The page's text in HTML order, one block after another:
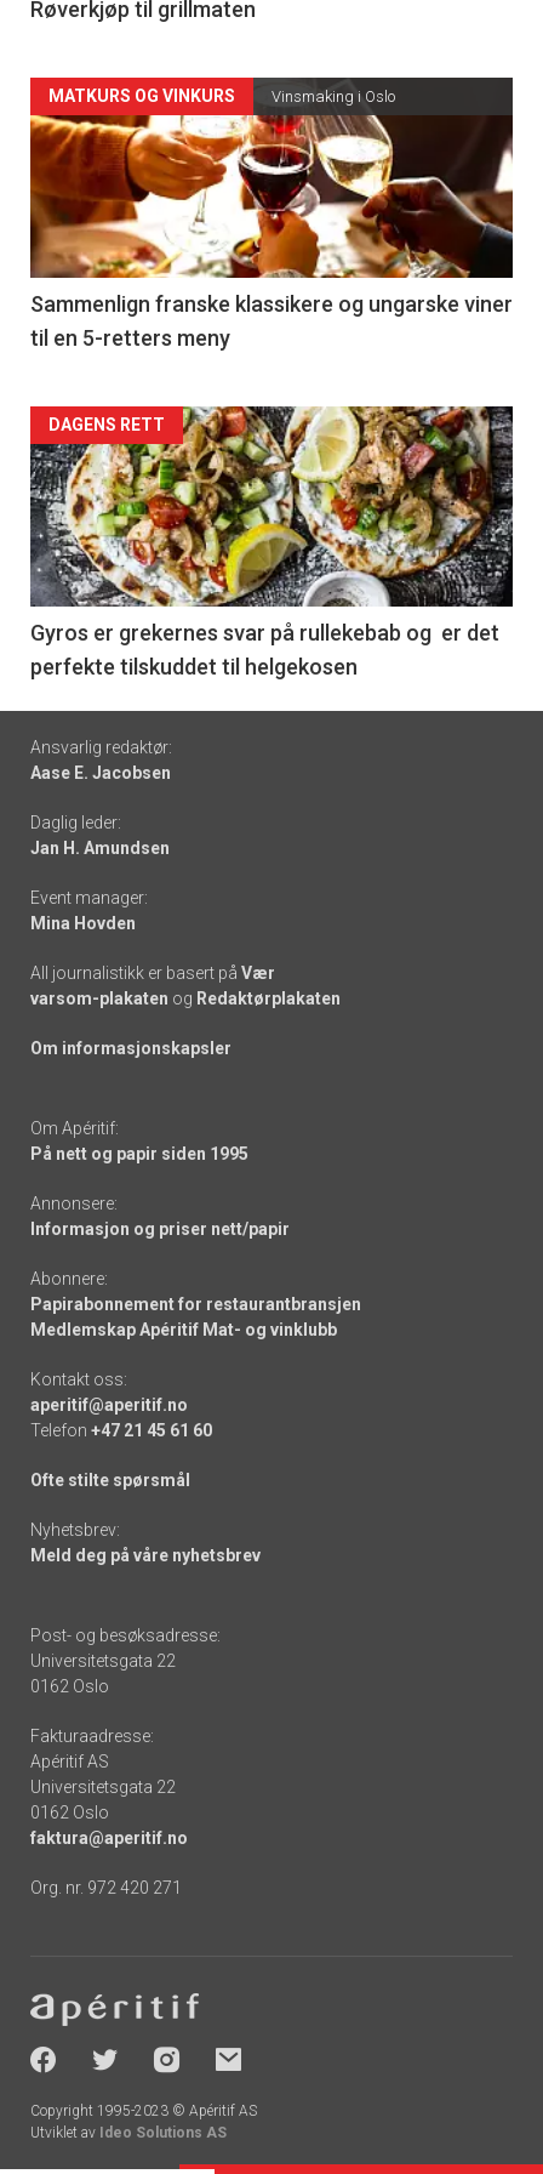
4
Røverkjøp til grillmaten
Forsiden
akkurat
nå
-
5
MATKURS OG VINKURS Vinsmaking i Oslo
Sammenlign franske klassikere og ungarske viner
til en 5-retters meny
Forsiden
akkurat
nå
-
6
DAGENS RETT
Gyros er grekernes svar på rullekebab og er det
perfekte tilskuddet til helgekosen
Footer
-
links
Ansvarlig redaktør:
Aase E. Jacobsen
Daglig leder:
Jan H. Amundsen
Event manager:
Mina Hovden
All journalistikk er basert på Vær
varsom-plakaten og Redaktørplakaten
Om informasjonskapsler
Om Apéritif:
På nett og papir siden 1995
Annonsere:
Informasjon og priser nett/papir
Abonnere:
Papirabonnement for restaurantbransjen
Medlemskap Apéritif Mat- og vinklubb
Kontakt oss:
aperitif@aperitif.no
Telefon +47 21 45 61 60
Ofte stilte spørsmål
Nyhetsbrev:
Meld deg på våre nyhetsbrev
Post- og besøksadresse:
Universitetsgata 22
0162 Oslo
Fakturaadresse:
Apéritif AS
Universitetsgata 22
0162 Oslo
faktura@aperitif.no
Org. nr. 972 420 271
-
socials
Copyright 1995-2023 © Apéritif AS
Utviklet av Ideo Solutions AS